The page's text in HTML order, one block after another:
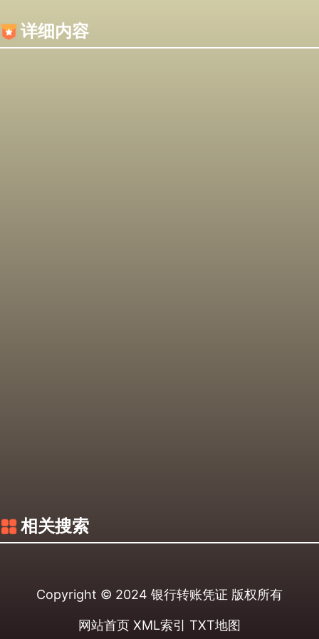
详细内容
相关搜索
Copyright © 2024 银行转账凭证 版权所有
网站首页 XML索引 TXT地图